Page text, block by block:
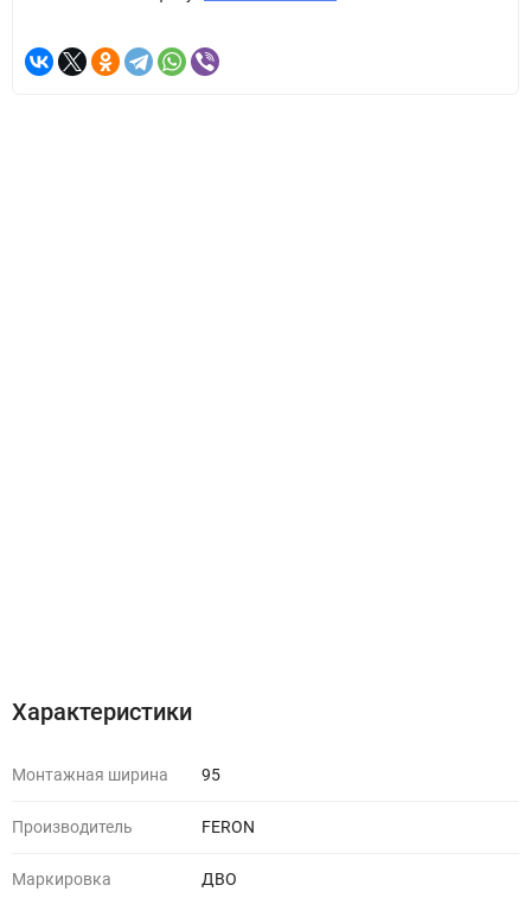
Характеристики
Монтажная ширина 95
Производитель FERON
Маркировка ДВО